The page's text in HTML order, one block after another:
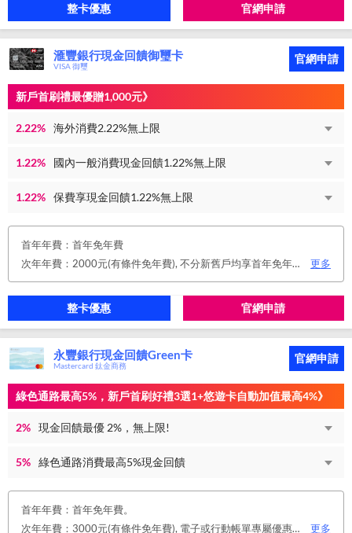
整卡優惠 官網申請
滙豐銀行現金回饋御璽卡
VISA 御璽
官網申請
新戶首刷禮最優贈1,000元》
2.22% 海外消費2.22%無上限
1.22% 國內一般消費現金回饋1.22%無上限
1.22% 保費享現金回饋1.22%無上限
首年年費：首年免年費
次年年費：2000元(有條件免年費), 不分新舊戶均享首年免年費，第二年起符合以下條件享年費優惠辦法： 1.使用非紙本帳單(電子帳單或行動帳單)終身免年費。 2.前一年消費滿8 萬或 12 次享次年免年費。
更多
整卡優惠 官網申請
永豐銀行現金回饋Green卡
Mastercard 鈦金商務
官網申請
綠色通路最高5%，新戶首刷好禮3選1+悠遊卡自動加值最高4%》
2% 現金回饋最優 2%，無上限!
5% 綠色通路消費最高5%現金回饋
首年年費：首年免年費。
次年年費：3000元(有條件免年費), 電子或行動帳單專屬優惠： 申請信用卡電子或行動對帳單且取消實體帳單，於電子/行動帳單申請期間，正、附卡皆享免年費之優惠。 年度消費減免辦法： 第2年起，以收取年費當年前12個月累計消費滿NT$150,000或不限金額消費12次，即免收次年年費。 年費：正卡NT$3,000、附卡NT$1,500，附卡6張(含)以內免年費。
更多